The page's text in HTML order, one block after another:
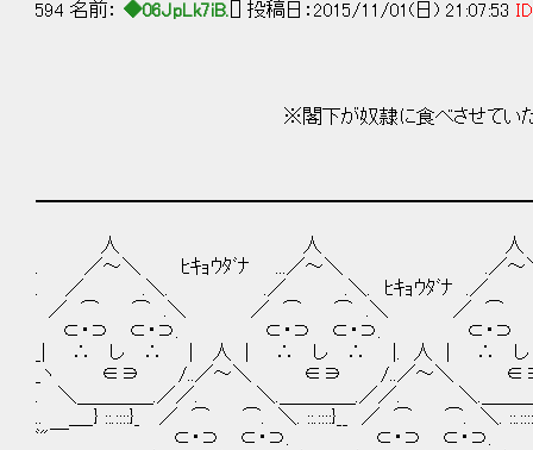
594 名前： ◆06JpLk7iB. [] 投稿日：2015/11/01(日) 21:07:53
※閣下が奴隷に食べさせていた
人 人
. ／～＼ ﾋｷｮｳﾀﾞﾅ ...／～＼ .／～＼
. ／ .＼. .／ .＼. ﾋｷｮｳﾀﾞﾅ
／ ⌒ ⌒ .＼ ／ ⌒ ⌒ .＼ ／ ⌒
⊂・⊃ ⊂・⊃. ⊂・⊃ ⊂・⊃. ⊂・⊃
_| ∴ し ∴ | 人 | ∴ し ∴ |. 人 | ∴
_ヽ ∈∋ /..／～＼ ∈∋ /..／～＼
. ＼＿＿＿＿.／／. ＼.＿＿＿＿.／／. ＼.＿
.. ＿_} ::.::::}_ ／ ⌒ ⌒. ＼. ::.::::}__ ／ ⌒ ⌒. ＼
ﾞ"￣ ⊂・⊃ ⊂・⊃. ⊂・⊃ ⊂・⊃.